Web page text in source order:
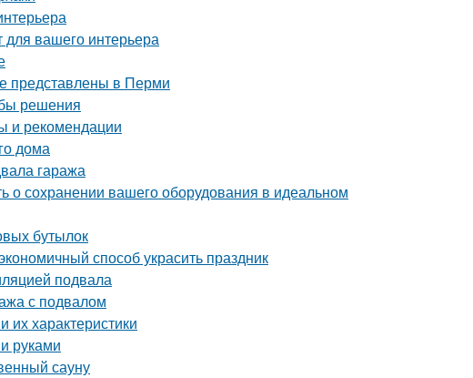
вашего интерьера
представлены в Перми
решения
и рекомендации
дома
гаража
о сохранении вашего оборудования в идеальном
бутылок
способ украсить праздник
подвала
с подвалом
их характеристики
руками
сауну